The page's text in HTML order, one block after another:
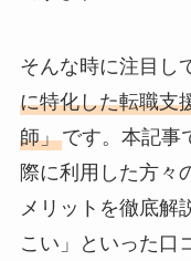
そんな時に注目し
に特化した転職支
師」です。本記事
際に利用した方々
メリットを徹底解
こい」といった口